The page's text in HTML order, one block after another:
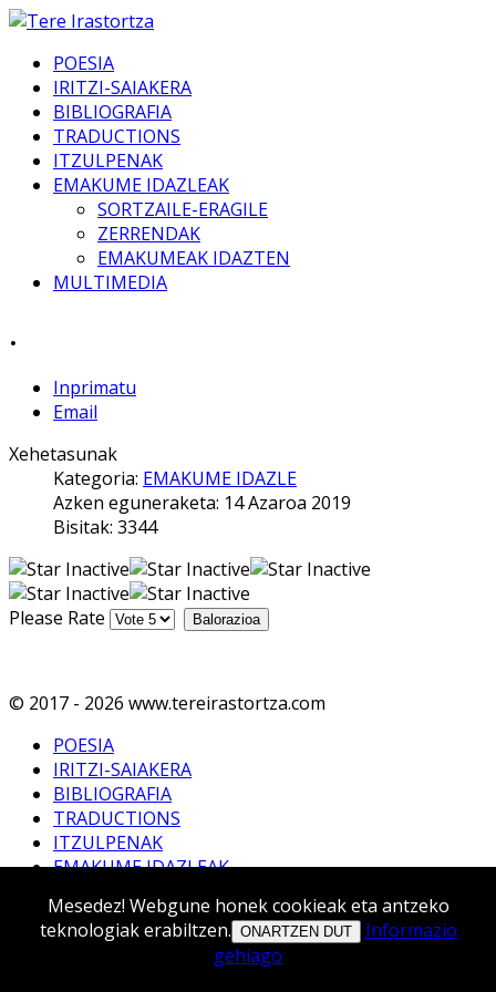
POESIA
IRITZI-SAIAKERA
BIBLIOGRAFIA
TRADUCTIONS
ITZULPENAK
EMAKUME IDAZLEAK
SORTZAILE-ERAGILE
ZERRENDAK
EMAKUMEAK IDAZTEN
MULTIMEDIA
.
Inprimatu
Email
Xehetasunak
Kategoria: EMAKUME IDAZLE
Azken eguneraketa: 14 Azaroa 2019
Bisitak: 3344
Please Rate
© 2017 - 2026 www.tereirastortza.com
POESIA
IRITZI-SAIAKERA
BIBLIOGRAFIA
TRADUCTIONS
ITZULPENAK
EMAKUME IDAZLEAK
ZERRENDAK
EMAKUMEAK IDAZTEN
Mesedez! Webgune honek cookieak eta antzeko
teknologiak erabiltzen. ONARTZEN DUT
Informazio
gehiago